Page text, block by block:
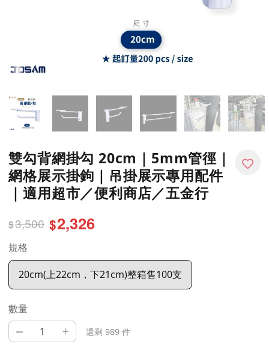
雙勾背網掛勾 20cm｜5mm管徑｜
網格展示掛鉤｜吊掛展示專用配件
｜適用超市／便利商店／五金行
$3,500 $2,326
規格
20cm(上22cm，下21cm)整箱售100支
數量
– + 還剩 989 件